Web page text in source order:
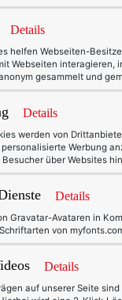
4834
2
21.02.2012
,brooklyn
funktioniert
Details
helfen Webseiten-
Webseiten interagieren,
gesammelt und
Details
werden von
Werbung
über Websites
Details
Gravatar-Avataren in
von
Details
auf unserer Seite sind